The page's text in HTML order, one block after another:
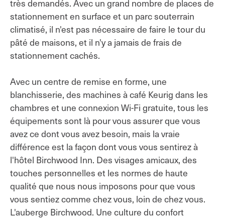
très demandés. Avec un grand nombre de places de
stationnement en surface et un parc souterrain
climatisé, il n'est pas nécessaire de faire le tour du
pâté de maisons, et il n'y a jamais de frais de
stationnement cachés.
Avec un centre de remise en forme, une
blanchisserie, des machines à café Keurig dans les
chambres et une connexion Wi-Fi gratuite, tous les
équipements sont là pour vous assurer que vous
avez ce dont vous avez besoin, mais la vraie
différence est la façon dont vous vous sentirez à
l'hôtel Birchwood Inn. Des visages amicaux, des
touches personnelles et les normes de haute
qualité que nous nous imposons pour que vous
vous sentiez comme chez vous, loin de chez vous.
L'auberge Birchwood. Une culture du confort